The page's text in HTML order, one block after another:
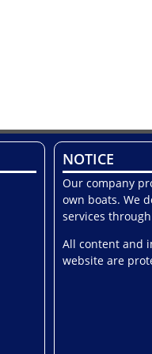
NOTICE
Our company
own boats. We
services
All content and
website are